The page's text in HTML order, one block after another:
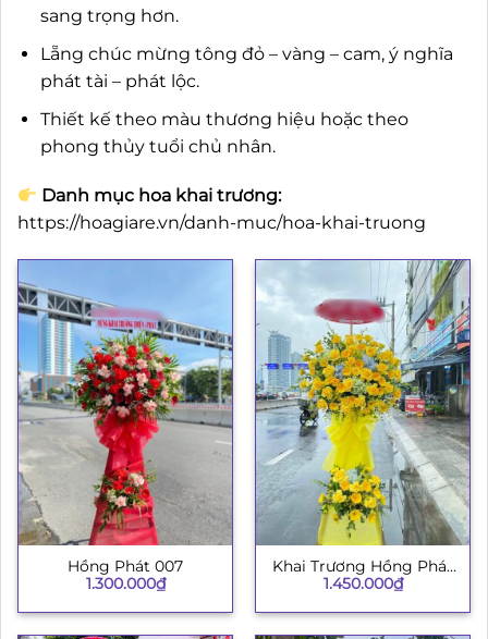
sang trọng hơn.
Lẵng chúc mừng tông đỏ – vàng – cam, ý nghĩa
phát tài – phát lộc.
Thiết kế theo màu thương hiệu hoặc theo
phong thủy tuổi chủ nhân.
Danh mục hoa khai trương:
https://hoagiare.vn/danh-muc/hoa-khai-truong
Hồng Phát 007
1.300.000₫
Khai Trương Hồng Phát
003
1.450.000₫